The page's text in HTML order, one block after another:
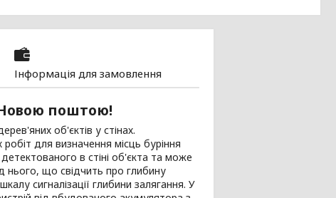
Інформація для замовлення
поштою!
об'єктів у стінах.
для визначення місць буріння
в стіні об'єкта та може
нього, що свідчить про глибину
сигналізації глибини залягання. У